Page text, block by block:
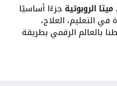
الروبوتية جزءًا أساسيًا
التعليم، العلاج،
بالعالم الرقمي بطريقة